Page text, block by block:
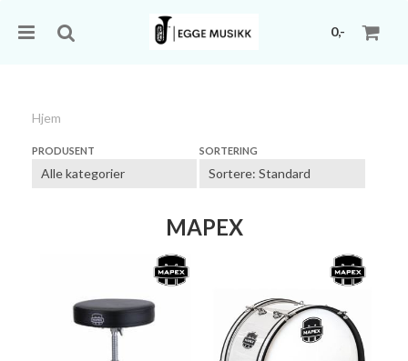
0,-
Hjem
PRODUSENT SORTERING
MAPEX